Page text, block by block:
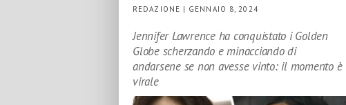
REDAZIONE | GENNAIO 8, 2024
Jennifer Lawrence ha conquistato i Golden
Globe scherzando e minacciando di
andarsene se non avesse vinto: il momento è
virale